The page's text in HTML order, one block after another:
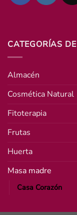
CATEGORÍAS
Almacén
Cosmética Natural
Fitoterapia
Frutas
Huerta
Masa madre
Casa Corazón